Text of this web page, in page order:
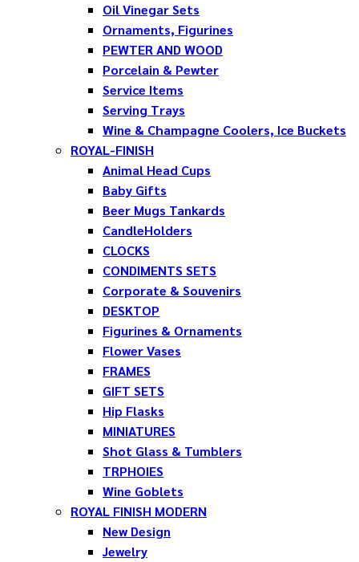
Oil Vinegar Sets
Ornaments, Figurines
PEWTER AND WOOD
Porcelain & Pewter
Service Items
Serving Trays
Wine & Champagne Coolers, Ice Buckets
ROYAL-FINISH
Animal Head Cups
Baby Gifts
Beer Mugs Tankards
CandleHolders
CLOCKS
CONDIMENTS SETS
Corporate & Souvenirs
DESKTOP
Figurines & Ornaments
Flower Vases
FRAMES
GIFT SETS
Hip Flasks
MINIATURES
Shot Glass & Tumblers
TRPHOIES
Wine Goblets
ROYAL FINISH MODERN
New Design
Jewelry